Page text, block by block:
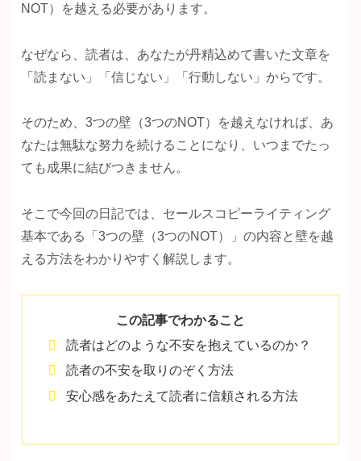
NOT）を越える必要があります。
なぜなら、読者は、あなたが丹精込めて書いた文章を
「読まない」「信じない」「行動しない」からです。
そのため、3つの壁（3つのNOT）を越えなければ、あ
なたは無駄な努力を続けることになり、いつまでたっ
ても成果に結びつきません。
そこで今回の日記では、セールスコピーライティング
基本である「3つの壁（3つのNOT）」の内容と壁を越
える方法をわかりやすく解説します。
この記事でわかること
読者はどのような不安を抱えているのか？
読者の不安を取りのぞく方法
安心感をあたえて読者に信頼される方法